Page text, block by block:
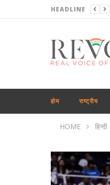
HEADLINE
होम राष्ट्रीय
HOME हिन्दी